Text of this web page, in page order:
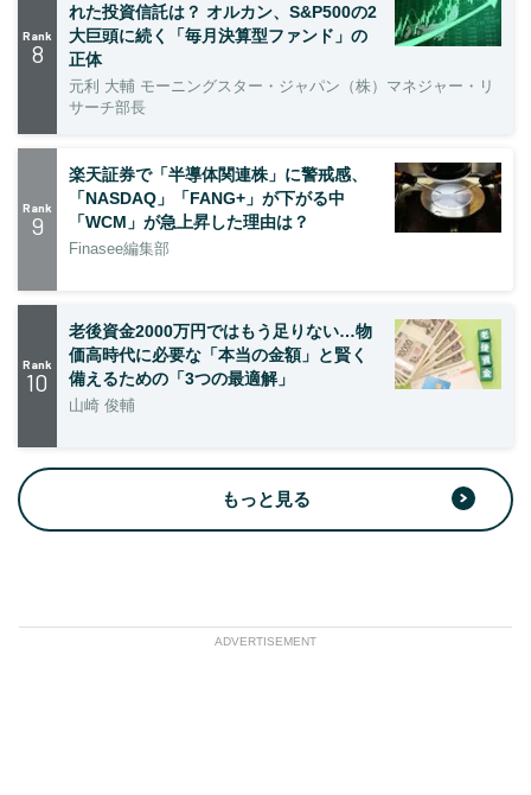
Rank
8
れた投資信託は？ オルカン、S&P500の2
大巨頭に続く「毎月決算型ファンド」の
正体
元利 大輔 モーニングスター・ジャパン（株）マネジャー・リ
サーチ部長
Rank
9
楽天証券で「半導体関連株」に警戒感、
「NASDAQ」「FANG+」が下がる中
「WCM」が急上昇した理由は？
Finasee編集部
Rank
10
老後資金2000万円ではもう足りない…物
価高時代に必要な「本当の金額」と賢く
備えるための「3つの最適解」
山崎 俊輔
もっと見る
ADVERTISEMENT